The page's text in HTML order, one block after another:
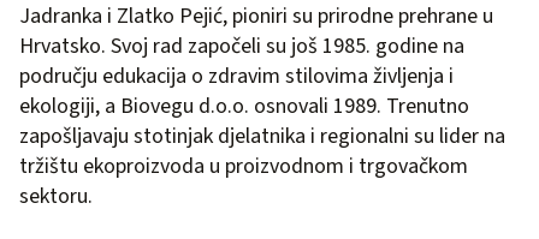
Jadranka i Zlatko Pejić, pioniri su prirodne prehrane u
Hrvatsko. Svoj rad započeli su još 1985. godine na
području edukacija o zdravim stilovima življenja i
ekologiji, a Biovegu d.o.o. osnovali 1989. Trenutno
zapošljavaju stotinjak djelatnika i regionalni su lider na
tržištu ekoproizvoda u proizvodnom i trgovačkom
sektoru.